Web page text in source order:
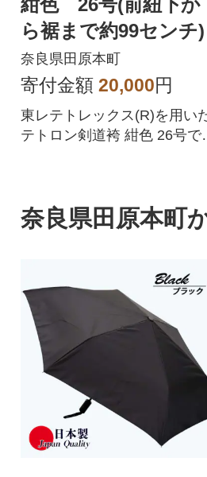
ら裾まで約99センチ)
奈良県田原本町
寄付金額 20,000円
東レテトレックス(R)を用い
テトロン剣道袴 紺色 26号で
奈良県田原本町